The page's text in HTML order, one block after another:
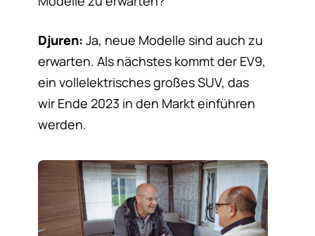
Djuren: Ja, neue Modelle sind auch zu
erwarten. Als nächstes kommt der EV9,
ein vollelektrisches großes SUV, das
wir Ende 2023 in den Markt einführen
werden.